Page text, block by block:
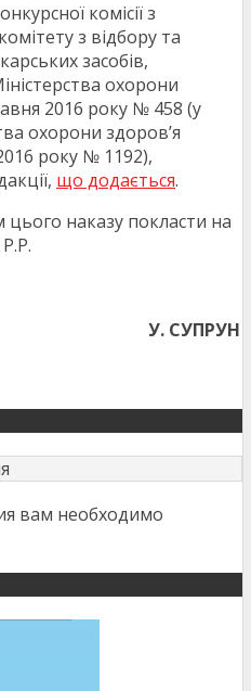
комісії з
з відбору та
засобів,
охорони
2016 року № 458 (у
охорони здоров’я
року № 1192),
що додається.
наказу покласти на
У. СУПРУН
вам необходимо